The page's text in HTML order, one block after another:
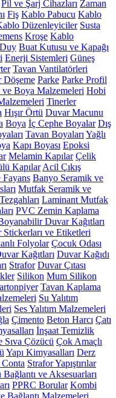
Pil ve Şarj Cihazları Zaman
Fiş Kablo Pabucu Kablo
Düzenleyiciler Susta
Kroşe Kablo
Duy Buat Kutusu ve Kapağı
Enerji Sistemleri Güneş
Tavan Vantilatörleri
Döşeme Parke Parke Profil
Boya Malzemeleri Hobi
Tinerler
Hışır Örtü Duvar Macunu
Boya İç Cephe Boyalar Dış
Tavan Boyaları Yağlı
Kapı Boyası Epoksi
Melamin Kapılar Çelik
Kapılar Acil Çıkış
Fayans Banyo Seramik ve
Mutfak Seramik ve
Laminant Mutfak
PVC Zemin Kaplama
Duvar Kağıtları
Stickerları ve Etiketleri
Folyolar Çocuk Odası
Kağıtları Duvar Kağıdı
Strafor Duvar Çıtası
Silikon Mum Silikon
Tavan Kaplama
Su Yalıtım
Ses Yalıtım Malzemeleri
Çimento Beton Harcı Çatı
İnşaat Temizlik
Sıva Çözücü Çok Amaçlı
Yapı Kimyasalları Derz
Conta Strafor Yapıştırılar
ve Aksesuarları
PPRC Borular Kombi
Bağlantı Malzemeleri